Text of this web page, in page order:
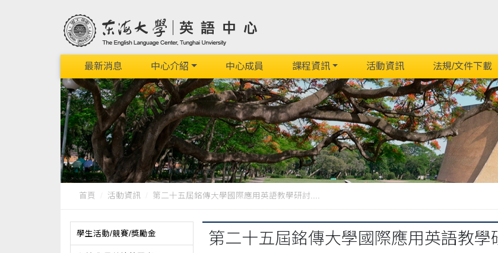
最新消息 中心介紹 中心成員 課程資訊 活動資訊 法規/文件下載
首頁 活動資訊 第二十五屆銘傳大學國際應用英語教學研討....
學生活動/競賽/獎勵金 第二十五屆銘傳大學國際應用英語教學